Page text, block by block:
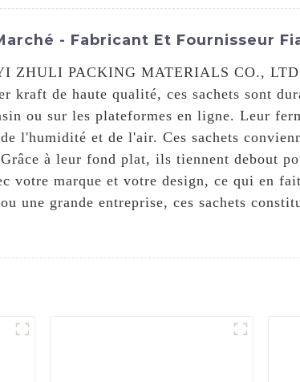
- Fabricant Et Fournisseur
ZHULI PACKING MATERIALS CO.,
kraft de haute qualité, ces sachets sont
ou sur les plateformes en ligne. Leur
l'humidité et de l'air. Ces sachets
à leur fond plat, ils tiennent debout
votre marque et votre design, ce qui en
une grande entreprise, ces sachets